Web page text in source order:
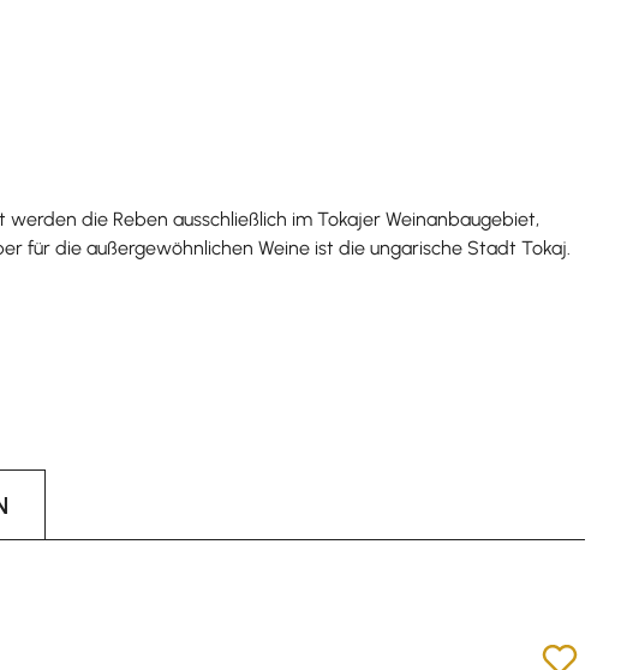
die Reben ausschließlich im Tokajer Weinanbaugebiet,
für die außergewöhnlichen Weine ist die ungarische Stadt Tokaj.